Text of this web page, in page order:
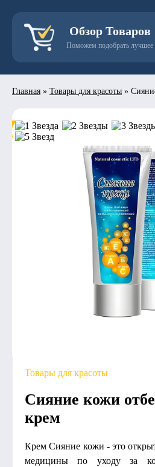
Обзор Товаров
Поможем подобрать лучшее
Главная » Товары для красоты »
- 50%
Товары для красоты
Сияние кожи
крем
Крем Сияние кожи - это
медицины по уходу за